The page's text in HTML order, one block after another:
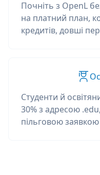
Почніть з OpenL
на платний план,
кредитів, довші
Студенти й
30% з адресою
пільговою